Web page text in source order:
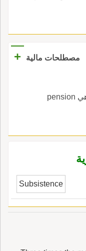
مصطلحات مالية
+
احتياطي التقاعد ، في الإنجليزية، هي pension
Subsistence